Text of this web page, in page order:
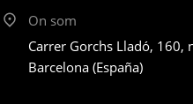
On som
Carrer Gorchs Lladó, 160,
Barcelona (España)